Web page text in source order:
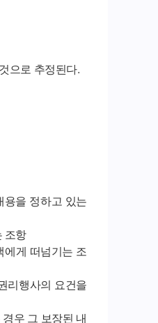
으로 추정된다.
을 정하고 있는
조항
게 떠넘기는 조
리행사의 요건을
우 그 보장된 내